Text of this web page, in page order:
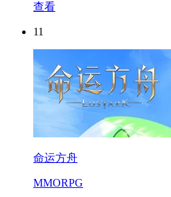
查看
11
命运方舟
MMORPG